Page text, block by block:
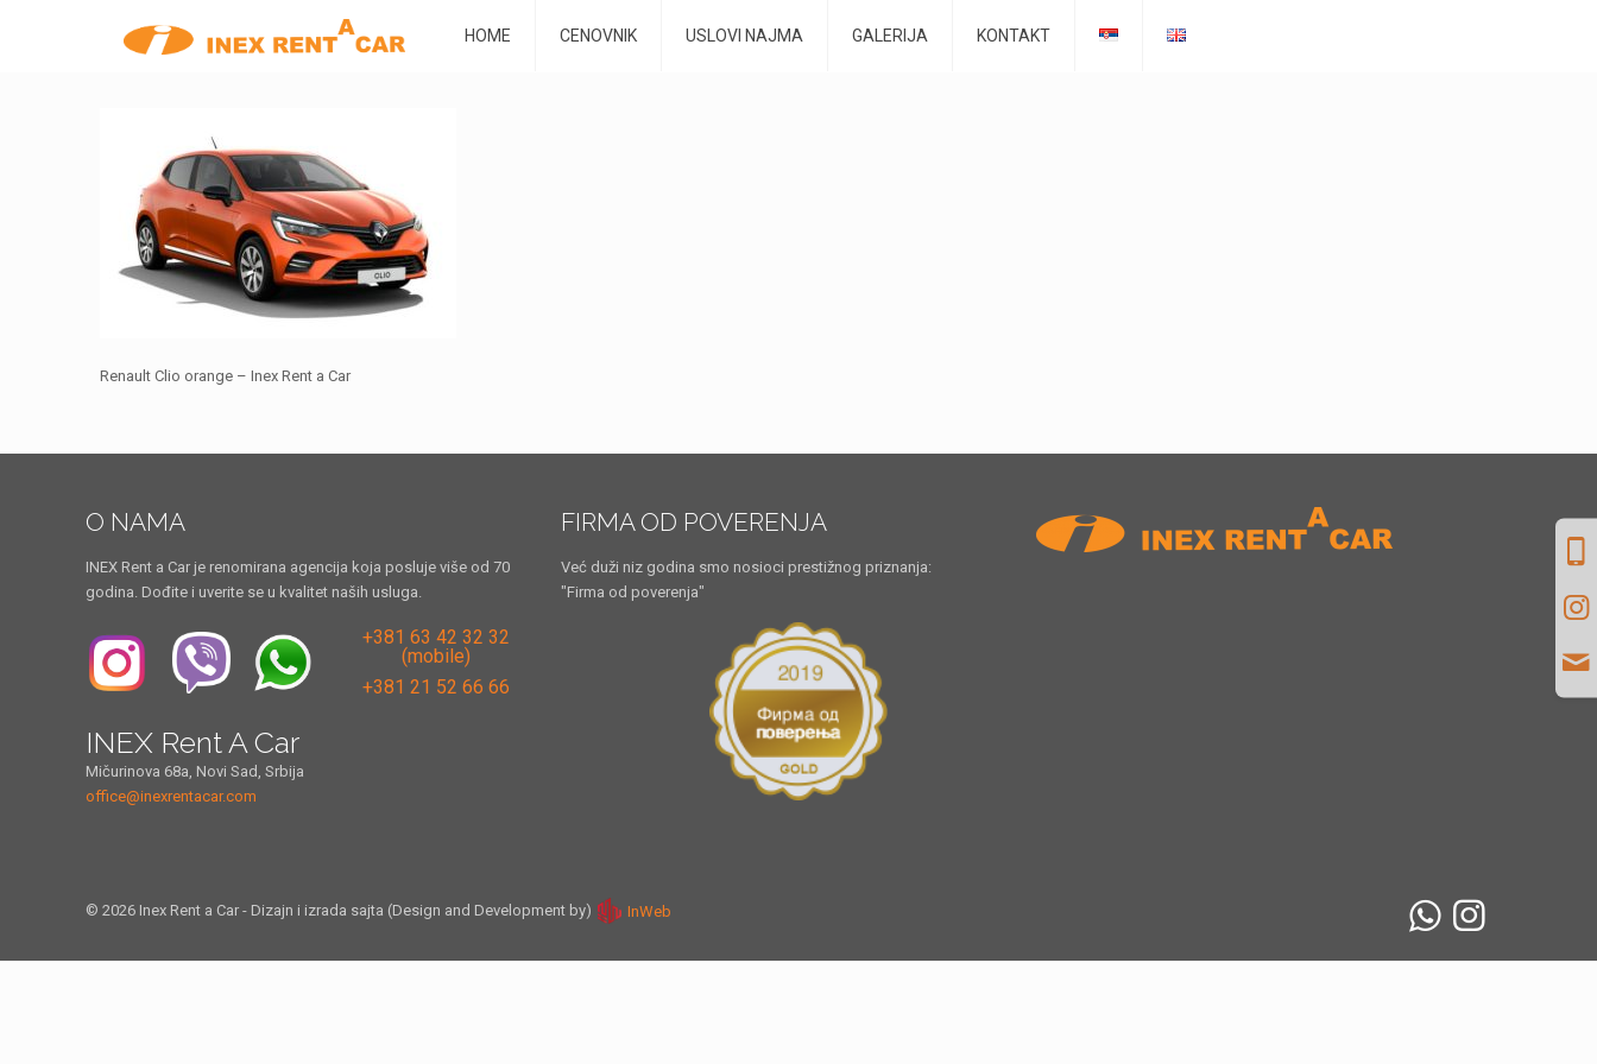
HOME CENOVNIK USLOVI NAJMA GALERIJA KONTAKT
Renault Clio orange – Inex Rent a Car
O NAMA
INEX Rent a Car je renomirana agencija koja posluje više od 70
godina. Dođite i uverite se u kvalitet naših usluga.
+381 63 42 32 32
(mobile)
+381 21 52 66 66
INEX Rent A Car
Mičurinova 68a, Novi Sad, Srbija
office@inexrentacar.com
FIRMA OD POVERENJA
Već duži niz godina smo nosioci prestižnog priznanja:
"Firma od poverenja"
© 2026 Inex Rent a Car - Dizajn i izrada sajta (Design and Development by) InWeb